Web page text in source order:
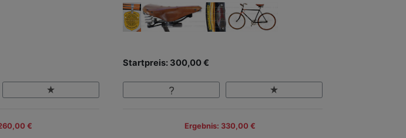
€
Startpreis: 300,00 €
Ergebnis: 330,00 €